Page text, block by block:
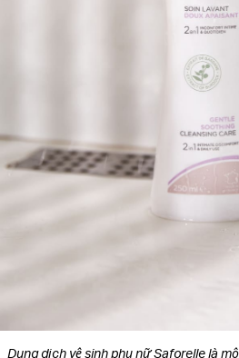
Dung dịch vệ sinh phụ nữ Saforelle là